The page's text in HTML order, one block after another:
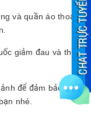
và quần áo thoải
giảm đau và thuốc
để đảm bảo liên
nhé.